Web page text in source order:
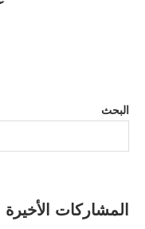
البحث
المشاركات الأخيرة